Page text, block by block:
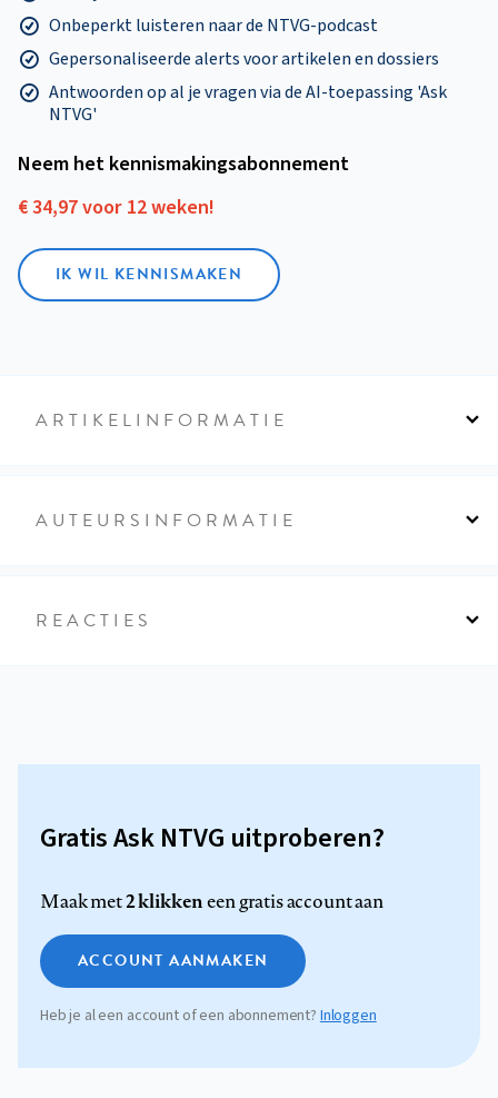
Onbeperkt luisteren naar de NTVG-podcast
Gepersonaliseerde alerts voor artikelen en dossiers
Antwoorden op al je vragen via de AI-toepassing 'Ask
NTVG'
Neem het kennismakings­abonnement
€ 34,97 voor 12 weken!
IK WIL KENNISMAKEN
ARTIKELINFORMATIE
AUTEURSINFORMATIE
REACTIES
Gratis Ask NTVG uitproberen?
Maak met2 klikkeneen gratis account aan
ACCOUNT AANMAKEN
Heb je al een account of een abonnement? Inloggen